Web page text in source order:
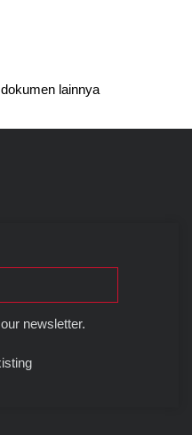
dokumen lainnya
newsletter.